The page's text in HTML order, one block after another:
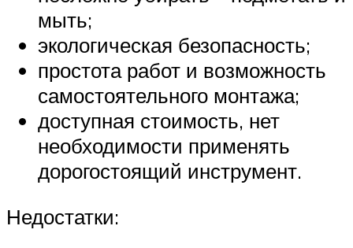
мыть;
экологическая безопасность;
простота работ и возможность
самостоятельного монтажа;
доступная стоимость, нет
необходимости применять
дорогостоящий инструмент.
Недостатки: